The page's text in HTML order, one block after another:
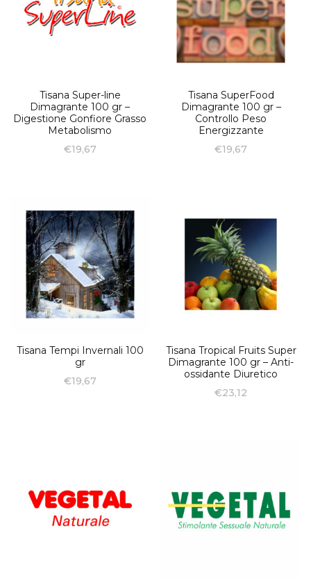
Tisana Super-line
Dimagrante 100 gr –
Digestione Gonfiore Grasso
Metabolismo
€19,67
Tisana SuperFood
Dimagrante 100 gr –
Controllo Peso
Energizzante
€19,67
Tisana Tempi Invernali 100
gr
€19,67
Tisana Tropical Fruits Super
Dimagrante 100 gr – Anti-
ossidante Diuretico
€23,12